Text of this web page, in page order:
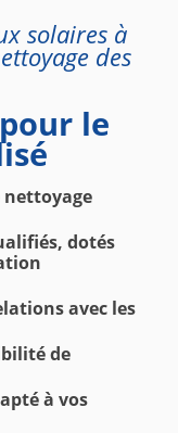
solaires à
des
le
nettoyage
dotés
avec les
de
à vos